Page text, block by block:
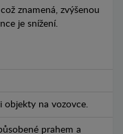
znamená, zvýšenou
je snížení.
objekty na vozovce.
prahem a